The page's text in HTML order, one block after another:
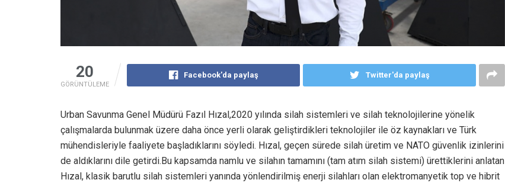
20
GÖRÜNTÜLEME
Facebook'da paylaş Twitter'da paylaş
Urban Savunma Genel Müdürü Fazıl Hızal,2020 yılında silah sistemleri ve silah teknolojilerine yönelik
çalışmalarda bulunmak üzere daha önce yerli olarak geliştirdikleri teknolojiler ile öz kaynakları ve Türk
mühendisleriyle faaliyete başladıklarını söyledi. Hızal, geçen sürede silah üretim ve NATO güvenlik izinlerini
de aldıklarını dile getirdi.Bu kapsamda namlu ve silahın tamamını (tam atım silah sistemi) ürettiklerini anlatan
Hızal, klasik barutlu silah sistemleri yanında yönlendirilmiş enerji silahları olan elektromanyetik top ve hibrit